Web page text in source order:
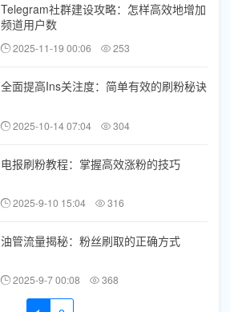
Telegram社群建设攻略：怎样高效地增加
频道用户数
2025-11-19 00:06 253
全面提高Ins关注度：简单有效的刷粉秘诀
2025-10-14 07:04 304
电报刷粉教程：掌握高效涨粉的技巧
2025-9-10 15:04 316
油管流量揭秘：粉丝刷取的正确方式
2025-9-7 00:08 368